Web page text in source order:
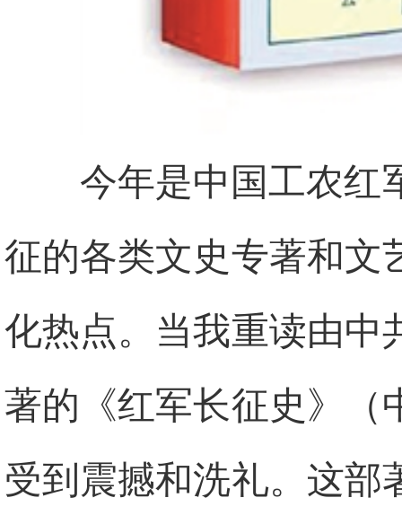
今年是中国工农红
征的各类文史专著和文
化热点。当我重读由中
著的《红军长征史》（
受到震撼和洗礼。这部